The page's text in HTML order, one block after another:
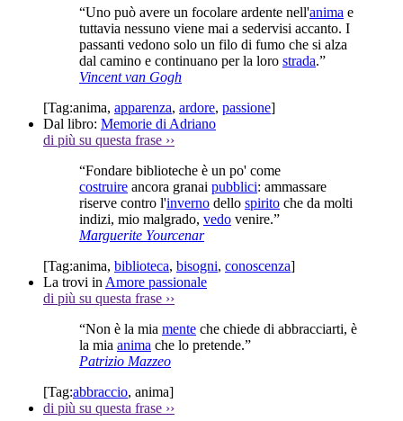
“Uno può avere un focolare ardente nell'anima e
tuttavia nessuno viene mai a sedervisi accanto. I
passanti vedono solo un filo di fumo che si alza
dal camino e continuano per la loro strada.”
Vincent van Gogh
[Tag:anima, apparenza, ardore, passione]
Dal libro: Memorie di Adriano
di più su questa frase ››
“Fondare biblioteche è un po' come
costruire ancora granai pubblici: ammassare
riserve contro l'inverno dello spirito che da molti
indizi, mio malgrado, vedo venire.”
Marguerite Yourcenar
[Tag:anima, biblioteca, bisogni, conoscenza]
La trovi in Amore passionale
di più su questa frase ››
“Non è la mia mente che chiede di abbracciarti, è
la mia anima che lo pretende.”
Patrizio Mazzeo
[Tag:abbraccio, anima]
di più su questa frase ››